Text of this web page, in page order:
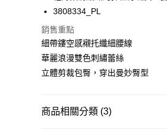
AFTEE先享後付
相關說明
【關於「AFTEE先享後付」】
AFTEE先享後付是「在收到商品之後
２．便利：只要手機號碼，簡訊認證，
ATM付款
運送方式
3808334_PL
銷售重點
細帶鏤空感襯托纖細腰線
華麗浪漫雙色刺繡蕾絲
立體剪裁包臀，穿出曼妙臀型
商品相關分類 (3)